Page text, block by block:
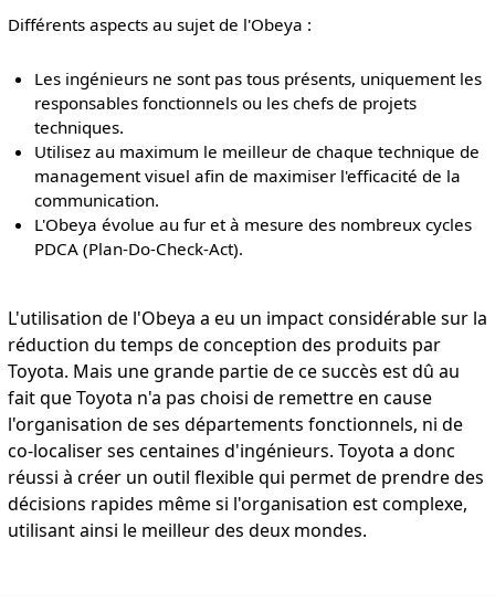
Différents aspects au sujet de l'Obeya :
Les ingénieurs ne sont pas tous présents, uniquement les
responsables fonctionnels ou les chefs de projets
techniques.
Utilisez au maximum le meilleur de chaque technique de
management visuel afin de maximiser l'efficacité de la
communication.
L'Obeya évolue au fur et à mesure des nombreux cycles
PDCA (Plan-Do-Check-Act).
L'utilisation de l'Obeya a eu un impact considérable sur la
réduction du temps de conception des produits par
Toyota. Mais une grande partie de ce succès est dû au
fait que Toyota n'a pas choisi de remettre en cause
l'organisation de ses départements fonctionnels, ni de
co-localiser ses centaines d'ingénieurs. Toyota a donc
réussi à créer un outil flexible qui permet de prendre des
décisions rapides même si l'organisation est complexe,
utilisant ainsi le meilleur des deux mondes.